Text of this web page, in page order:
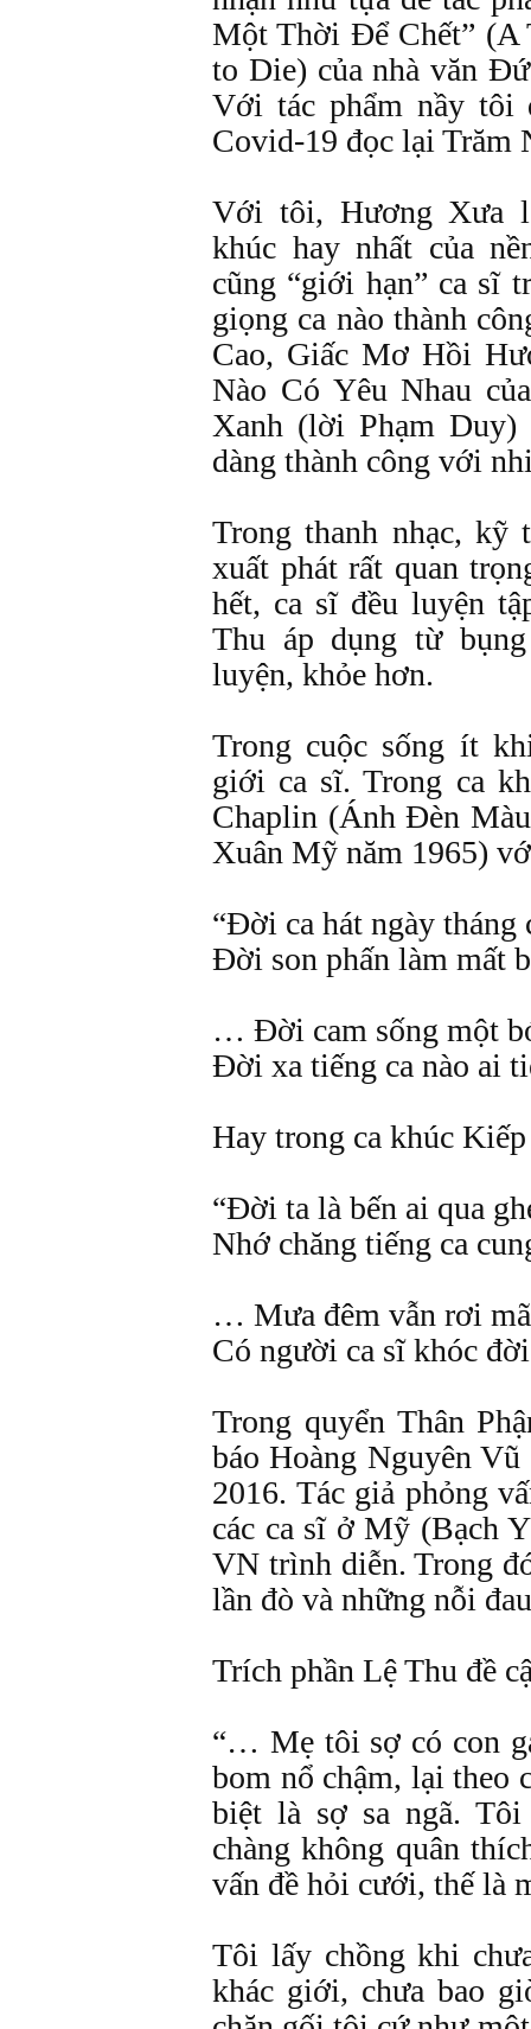
Một Thời Để Chết” (A
to Die) của nhà văn
Với tác phẩm nầy tôi
Covid-19 đọc lại Trăm
Với tôi, Hương Xưa
khúc hay nhất của
cũng “giới hạn” ca sĩ
giọng ca nào thành
Cao, Giấc Mơ Hồi
Nào Có Yêu Nhau
Xanh (lời Phạm
dàng thành công với
Trong thanh nhạc, kỹ
xuất phát rất quan
hết, ca sĩ đều luyện
Thu áp dụng từ
luyện, khỏe hơn.
Trong cuộc sống ít
giới ca sĩ. Trong ca
Chaplin (Ánh Đèn
Xuân Mỹ năm 1965)
“Đời ca hát ngày
Đời son phấn làm mất
… Đời cam sống một
Đời xa tiếng ca nào ai
Hay trong ca khúc
“Đời ta là bến ai qua
Nhớ chăng tiếng ca
… Mưa đêm vẫn rơi
Có người ca sĩ khóc
Trong quyển Thân
báo Hoàng Nguyên
2016. Tác giả phỏng
các ca sĩ ở Mỹ (Bạch
VN trình diễn. Trong
lần đò và những nỗi
Trích phần Lệ Thu đề
“… Mẹ tôi sợ có con
bom nổ chậm, lại theo
biệt là sợ sa ngã.
chàng không quân
vấn đề hỏi cưới, thế là
Tôi lấy chồng khi
khác giới, chưa bao